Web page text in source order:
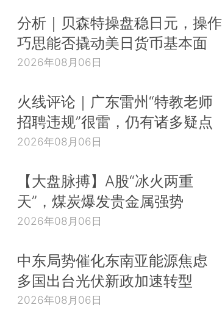
分析｜贝森特操盘稳日元，操作
巧思能否撬动美日货币基本面
2026年08月06日
火线评论｜广东雷州“特教老师
招聘违规”很雷，仍有诸多疑点
2026年08月06日
【大盘脉搏】A股“冰火两重
天”，煤炭爆发贵金属强势
2026年08月06日
中东局势催化东南亚能源焦虑
多国出台光伏新政加速转型
2026年08月06日